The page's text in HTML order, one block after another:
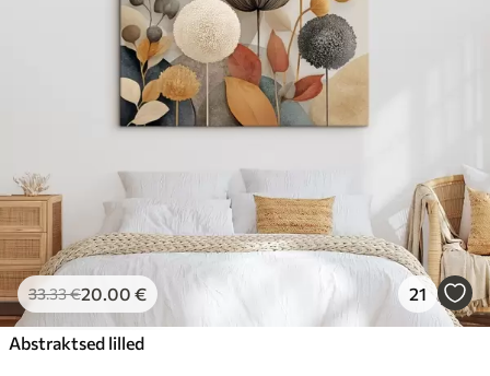
33.33€20.00 € 21
Abstraktsed lilled